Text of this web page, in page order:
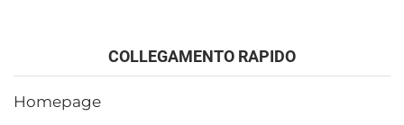
COLLEGAMENTO RAPIDO
Homepage